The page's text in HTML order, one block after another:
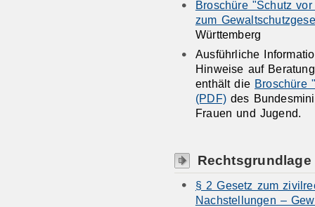
Broschüre "Schutz
zum
Württemberg
Ausführliche
Hinweise auf
enthält die Broschüre
(PDF)des
Frauen und Jugend.
Rechtsgrundlage
§ 2 Gesetz zum
Nachstellungen –